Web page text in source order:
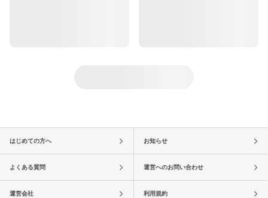
はじめての方へ お知らせ
よくある質問 運営へのお問い合わせ
運営会社 利用規約